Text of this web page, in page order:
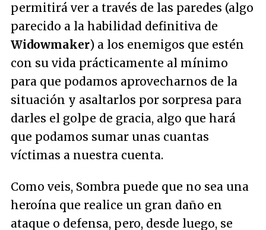
permitirá ver a través de las paredes (algo
parecido a la habilidad definitiva de
Widowmaker) a los enemigos que estén
con su vida prácticamente al mínimo
para que podamos aprovecharnos de la
situación y asaltarlos por sorpresa para
darles el golpe de gracia, algo que hará
que podamos sumar unas cuantas
víctimas a nuestra cuenta.
Como veis, Sombra puede que no sea una
heroína que realice un gran daño en
ataque o defensa, pero, desde luego, se